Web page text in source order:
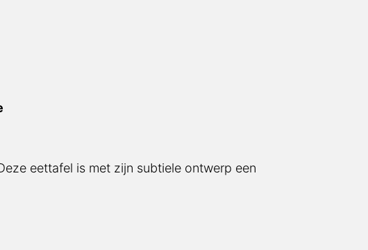
is met zijn subtiele ontwerp een eyecatcher